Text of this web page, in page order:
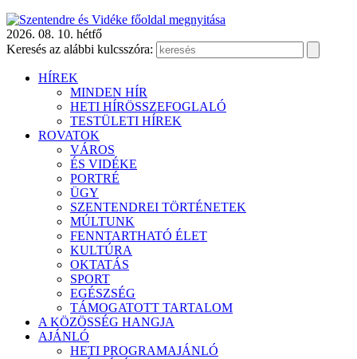
2026. 08. 10. hétfő
Keresés az alábbi kulcsszóra:
HÍREK
MINDEN HÍR
HETI HÍRÖSSZEFOGLALÓ
TESTÜLETI HÍREK
ROVATOK
VÁROS
ÉS VIDÉKE
PORTRÉ
ÜGY
SZENTENDREI TÖRTÉNETEK
MÚLTUNK
FENNTARTHATÓ ÉLET
KULTÚRA
OKTATÁS
SPORT
EGÉSZSÉG
TÁMOGATOTT TARTALOM
A KÖZÖSSÉG HANGJA
AJÁNLÓ
HETI PROGRAMAJÁNLÓ